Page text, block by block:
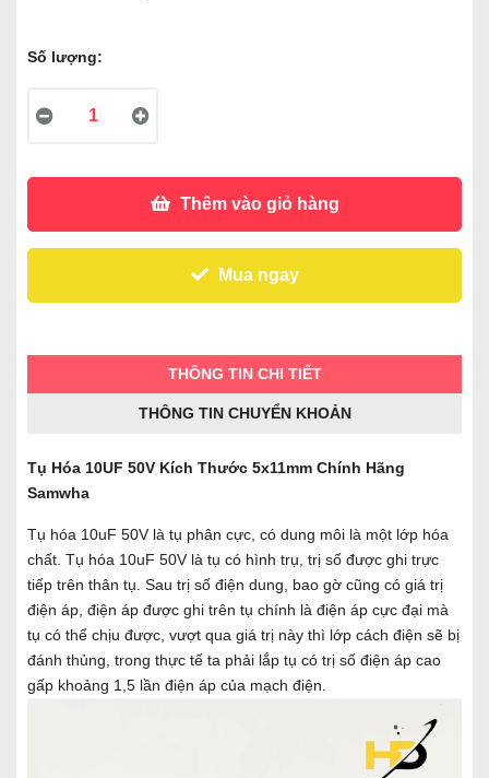
Số lượng:
Thêm vào giỏ hàng
Mua ngay
THÔNG TIN CHI TIẾT
THÔNG TIN CHUYỂN KHOẢN
Tụ Hóa 10UF 50V Kích Thước 5x11mm Chính Hãng
Samwha
Tụ hóa 10uF 50V là tụ phân cực, có dung môi là một lớp hóa
chất. Tụ hóa 10uF 50V là tụ có hình trụ, trị số được ghi trực
tiếp trên thân tụ. Sau trị số điện dung, bao gờ cũng có giá trị
điện áp, điện áp được ghi trên tụ chính là điện áp cực đại mà
tụ có thể chịu được, vượt qua giá trị này thì lớp cách điện sẽ bị
đánh thủng, trong thực tế ta phải lắp tụ có trị số điện áp cao
gấp khoảng 1,5 lần điện áp của mạch điện.